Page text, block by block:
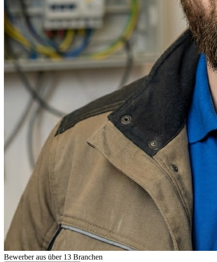
Bewerber aus über 13 Branchen